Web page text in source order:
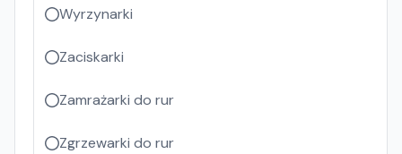
Wyrzynarki
Zaciskarki
Zamrażarki do rur
Zgrzewarki do rur